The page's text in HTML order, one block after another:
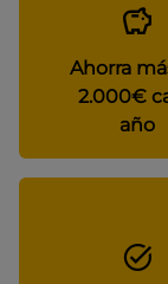
Ahorra
2.000€
año